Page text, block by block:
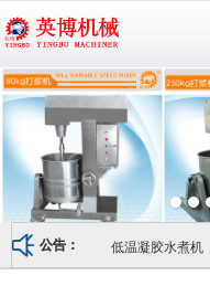
首页 走进英博
销售网络
服务支持
公告： 低温凝胶水煮机